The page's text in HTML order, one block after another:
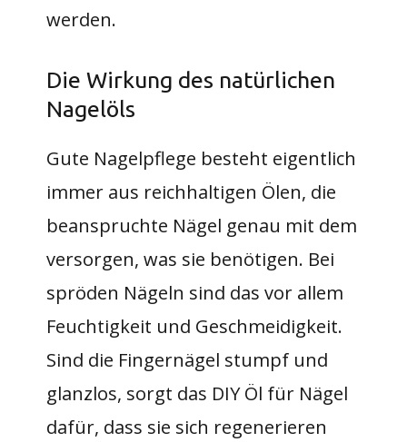
werden.
Die Wirkung des natürlichen
Nagelöls
Gute Nagelpflege besteht eigentlich
immer aus reichhaltigen Ölen, die
beanspruchte Nägel genau mit dem
versorgen, was sie benötigen. Bei
spröden Nägeln sind das vor allem
Feuchtigkeit und Geschmeidigkeit.
Sind die Fingernägel stumpf und
glanzlos, sorgt das DIY Öl für Nägel
dafür, dass sie sich regenerieren